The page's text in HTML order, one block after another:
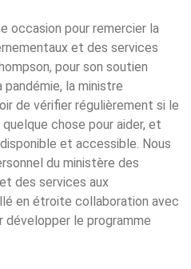
occasion pour remercier la
et des services
pour son soutien
la ministre
de vérifier régulièrement si le
chose pour aider, et
et accessible. Nous
du ministère des
des services aux
en étroite collaboration avec
développer le programme